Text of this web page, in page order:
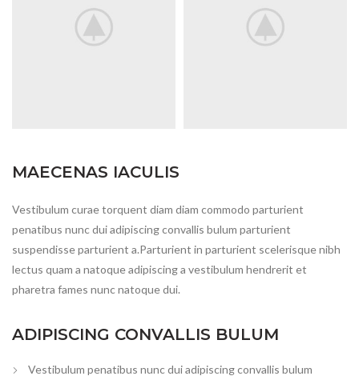
MAECENAS IACULIS
Vestibulum curae torquent diam diam commodo parturient
penatibus nunc dui adipiscing convallis bulum parturient
suspendisse parturient a.Parturient in parturient scelerisque nibh
lectus quam a natoque adipiscing a vestibulum hendrerit et
pharetra fames nunc natoque dui.
ADIPISCING CONVALLIS BULUM
Vestibulum penatibus nunc dui adipiscing convallis bulum